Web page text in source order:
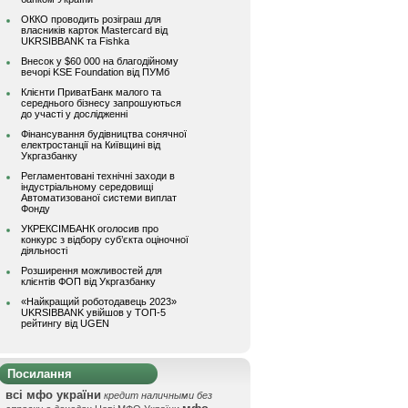
ОККО проводить розіграш для
власників карток Mastercard від
UKRSIBBANK та Fishka
Внесок у $60 000 на благодійному
вечорі KSE Foundation від ПУМб
Клієнти ПриватБанк малого та
середнього бізнесу запрошуються
до участі у дослідженні
Фінансування будівництва сонячної
електростанції на Київщині від
Укргазбанку
Регламентовані технічні заходи в
індустріальному середовищі
Автоматизованої системи виплат
Фонду
УКРЕКСІМБАНК оголосив про
конкурс з відбору суб’єкта оціночної
діяльності
Розширення можливостей для
клієнтів ФОП від Укргазбанку
«Найкращий роботодавець 2023»
UKRSIBBANK увійшов у ТОП-5
рейтингу від UGEN
Посилання
всі мфо україни кредит наличными без